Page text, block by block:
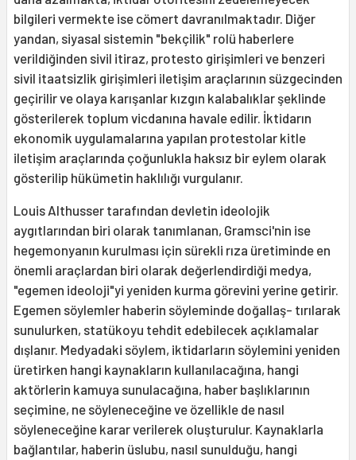
bilgileri vermekte ise cömert davranılmaktadır. Diğer
yandan, siyasal sistemin "bekçilik" rolü haberlere
verildiğinden sivil itiraz, protesto girişim­leri ve benzeri
sivil itaatsizlik girişimleri iletişim araçlarının süzgecinden
geçirilir ve olaya karışanlar kızgın kalabalıklar şek­linde
gösterilerek toplum vicdanına havale edilir. İktidarın
ekonomik uygulamalarına yapılan protestolar kitle
iletişim araçla­rında çoğunlukla haksız bir eylem olarak
gösterilip hükümetin haklılığı vurgulanır.
Louis Althusser tarafından devletin ideolojik
aygıtlarından biri olarak tanım­lanan, Gramsci'nin ise
hegemonyanın kurulması için sürekli rıza üretiminde en
önemli araçlardan biri olarak değerlendir­diği medya,
"egemen ideoloji"yi yeniden kurma görevini yerine getirir.
Egemen söylemler haberin söyleminde doğallaş- tırılarak
sunulurken, statükoyu tehdit edebilecek açıklamalar
dışlanır. Medyadaki söylem, iktidarların söylemini yeniden
üretirken hangi kaynakların kullanılacağı­na, hangi
aktörlerin kamuya sunulacağına, haber başlıklarının
seçimine, ne söylene­ceğine ve özellikle de nasıl
söyleneceğine karar verilerek oluşturulur. Kaynaklarla
bağlantılar, haberin üslubu, nasıl sunul­duğu, hangi